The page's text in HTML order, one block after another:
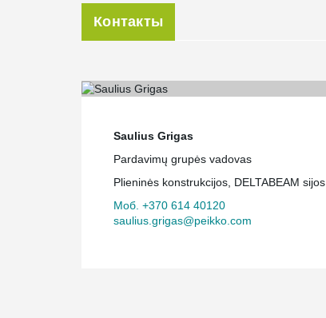
Контакты
Saulius Grigas
Pardavimų grupės vadovas
Plieninės konstrukcijos, DELTABEAM sijos
Моб. +370 614 40120
saulius.grigas@peikko.com